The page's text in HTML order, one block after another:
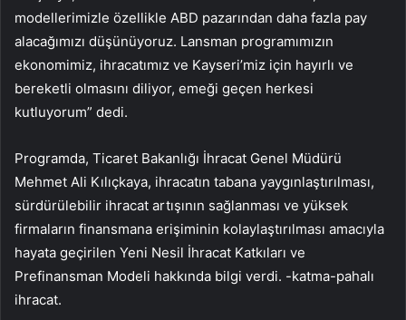
modellerimizle özellikle ABD pazarından daha fazla pay
alacağımızı düşünüyoruz. Lansman programımızın
ekonomimiz, ihracatımız ve Kayseri’miz için hayırlı ve
bereketli olmasını diliyor, emeği geçen herkesi
kutluyorum” dedi.
Programda, Ticaret Bakanlığı İhracat Genel Müdürü
Mehmet Ali Kılıçkaya, ihracatın tabana yaygınlaştırılması,
sürdürülebilir ihracat artışının sağlanması ve yüksek
firmaların finansmana erişiminin kolaylaştırılması amacıyla
hayata geçirilen Yeni Nesil İhracat Katkıları ve
Prefinansman Modeli hakkında bilgi verdi. -katma-pahalı
ihracat.